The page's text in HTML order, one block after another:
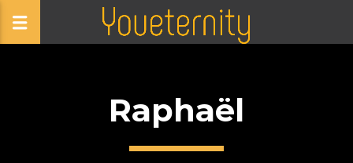
Raphaël